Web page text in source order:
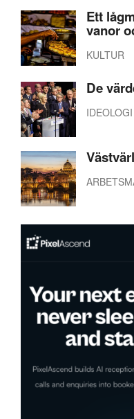
Ett
vanor
KULTUR
De
IDEOLOGI